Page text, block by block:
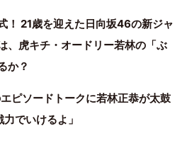
！ 21歳を迎えた日向坂46の新ジャ
、虎キチ・オードリー若林の「ぶ
か？
ピソードトークに若林正恭が太鼓
でいけるよ」